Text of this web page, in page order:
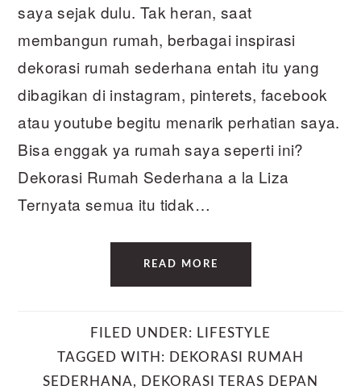
saya sejak dulu. Tak heran, saat
membangun rumah, berbagai inspirasi
dekorasi rumah sederhana entah itu yang
dibagikan di instagram, pinterets, facebook
atau youtube begitu menarik perhatian saya.
Bisa enggak ya rumah saya seperti ini?
Dekorasi Rumah Sederhana a la Liza
Ternyata semua itu tidak…
READ MORE
FILED UNDER: LIFESTYLE
TAGGED WITH: DEKORASI RUMAH
SEDERHANA, DEKORASI TERAS DEPAN